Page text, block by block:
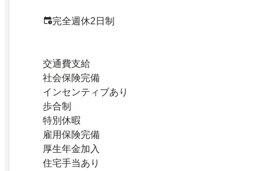
完全週休2日制
交通費支給
社会保険完備
インセンティブあり
歩合制
特別休暇
雇用保険完備
厚生年金加入
住宅手当あり